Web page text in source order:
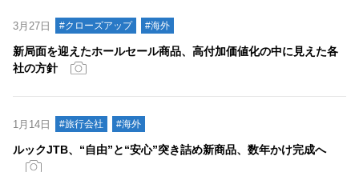
3月27日 #クローズアップ #海外
新局面を迎えたホールセール商品、高付加価値化の中に見えた各
社の方針
1月14日 #旅行会社 #海外
ルックJTB、“自由”と“安心”突き詰め新商品、数年かけ完成へ